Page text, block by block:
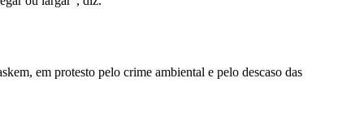
em protesto pelo crime ambiental e pelo descaso das